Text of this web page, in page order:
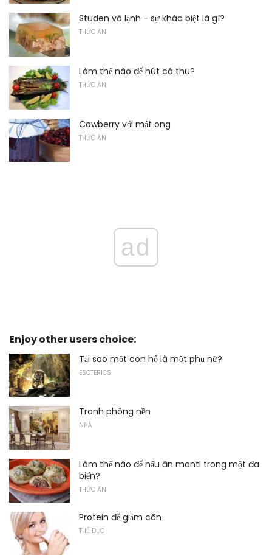
Studen và lạnh - sự khác biệt là gì?
THỨC ĂN
Làm thế nào để hút cá thu?
THỨC ĂN
Cowberry với mật ong
THỨC ĂN
ad
Enjoy other users choice:
Tại sao một con hổ là một phụ nữ?
ESOTERICS
Tranh phông nền
NHÀ
Làm thế nào để nấu ăn manti trong một đa
biến?
THỨC ĂN
Protein để giảm cân
THỂ DỤC